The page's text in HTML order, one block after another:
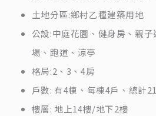
土地分區:鄉村乙種建築用地
公設:中庭花園、健身房、親
場、跑道、涼亭
格局:2、3、4房
戶數: 有4棟、每棟4戶、總計
樓層: 地上14樓/地下2樓